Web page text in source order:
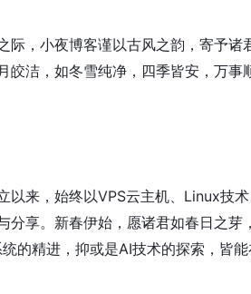
际，小夜博客谨以古风之韵，寄予诸
洁，如冬雪纯净，四季皆安，万事
以来，始终以VPS云主机、Linux技
分享。新春伊始，愿诸君如春日之芽
的精进，抑或是AI技术的探索，皆